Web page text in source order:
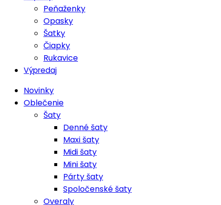
Peňaženky
Opasky
Šatky
Čiapky
Rukavice
Výpredaj
Novinky
Oblečenie
Šaty
Denné šaty
Maxi šaty
Midi šaty
Mini šaty
Párty šaty
Spoločenské šaty
Overaly